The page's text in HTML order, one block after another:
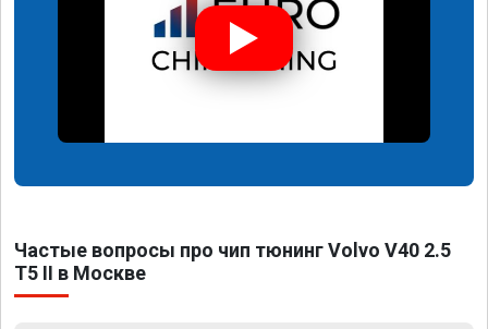
Частые вопросы про чип тюнинг Volvo V40 2.5
T5 II в Москве